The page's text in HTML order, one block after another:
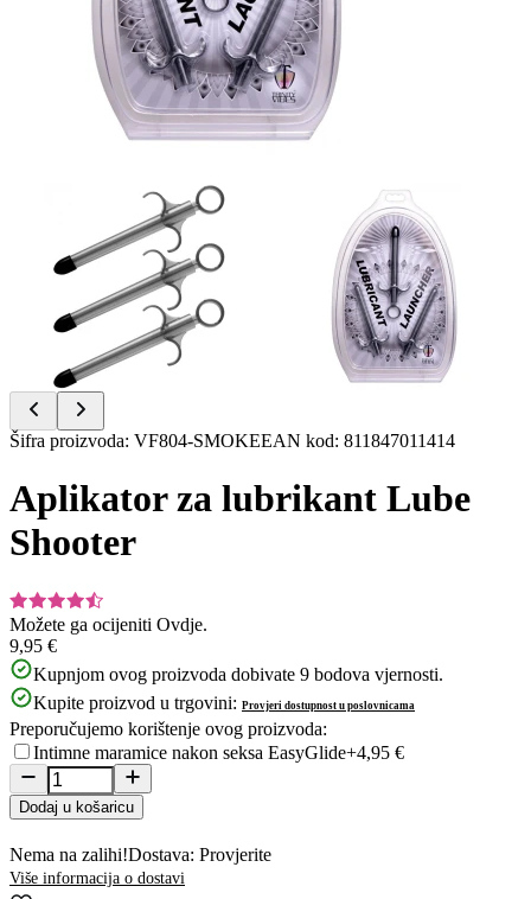
Item
of
2
Šifra proizvoda: VF804-SMOKEEAN kod: 811847011414
Aplikator za lubrikant Lube
Shooter
Možete ga ocijeniti Ovdje.
9,95 €
Kupnjom ovog proizvoda dobivate 9 bodova vjernosti.
Kupite proizvod u trgovini: Provjeri dostupnost u poslovnicama
Preporučujemo korištenje ovog proizvoda:
Intimne maramice nakon seksa EasyGlide+4,95 €
Dodaj u košaricu
Nema na zalihi!Dostava: Provjerite
Više informacija o dostavi